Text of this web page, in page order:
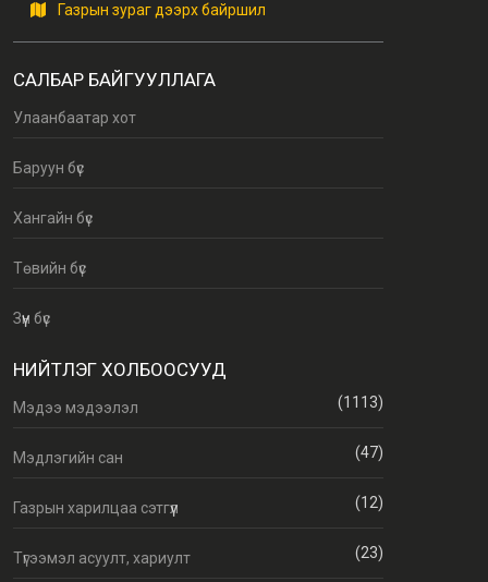
Газрын зураг дээрх байршил
САЛБАР БАЙГУУЛЛАГА
Улаанбаатар хот
Баруун бүс
Хангайн бүс
Төвийн бүс
Зүүн бүс
НИЙТЛЭГ ХОЛБООСУУД
Мэдээ мэдээлэл (1113)
Мэдлэгийн сан (47)
Газрын харилцаа сэтгүүл (12)
Түгээмэл асуулт, хариулт (23)